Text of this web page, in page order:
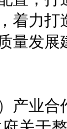
着力
量发
业合